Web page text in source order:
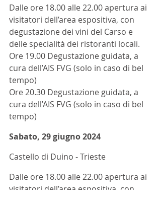
Dalle ore 18.00 alle 22.00 apertura ai
visitatori dell’area espositiva, con
degustazione dei vini del Carso e
delle specialità dei ristoranti locali.
Ore 19.00 Degustazione guidata, a
cura dell’AIS FVG (solo in caso di bel
tempo)
Ore 20.30 Degustazione guidata, a
cura dell’AIS FVG (solo in caso di bel
tempo)
Sabato, 29 giugno 2024
Castello di Duino - Trieste
Dalle ore 18.00 alle 22.00 apertura ai
visitatori dell’area espositiva, con